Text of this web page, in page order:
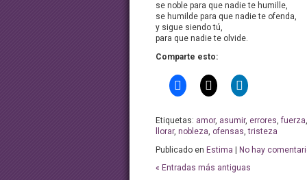
se noble para que nadie te humille,
se humilde para que nadie te ofenda,
y sigue siendo tú,
para que nadie te olvide.
Comparte esto:
Etiquetas: amor, asumir, errores,fuerza
llorar, nobleza, ofensas,tristeza
Publicado en Estima
No hay
« Entradas más antiguas